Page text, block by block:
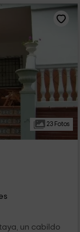
23 Fotos
un cabildo